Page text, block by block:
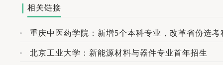
相关链接
重庆中医药学院：新增5个本科专业，改革省份选考
北京工业大学：新能源材料与器件专业首年招生